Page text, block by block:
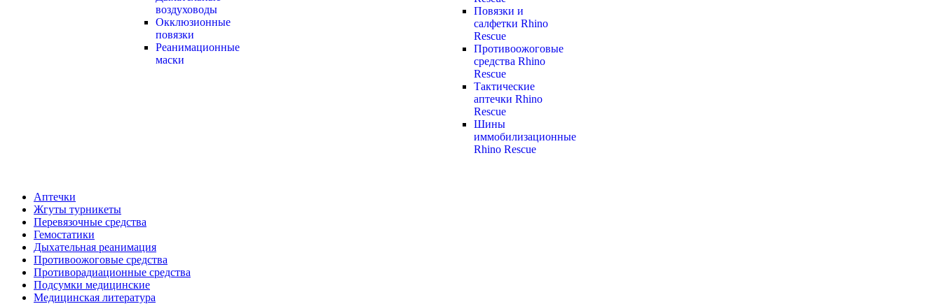
воздуховоды
Окклюзионные
повязки
Реанимационные
маски
Повязки и
салфетки Rhino
Rescue
Противоожоговые
средства Rhino
Rescue
Тактические
аптечки Rhino
Rescue
Шины
иммобилизационные
Rhino Rescue
Аптечки
Жгуты турникеты
Перевязочные средства
Гемостатики
Дыхательная реанимация
Противоожоговые средства
Противорадиационные средства
Подсумки медицинские
Медицинская литература